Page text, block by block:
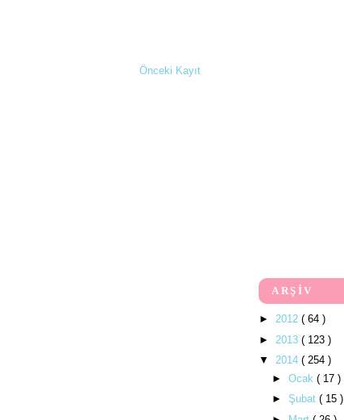
Önceki Kayıt
ARŞİV
► 2012 ( 64 )
► 2013 ( 123 )
▼ 2014 ( 254 )
► Ocak ( 17 )
► Şubat ( 15 )